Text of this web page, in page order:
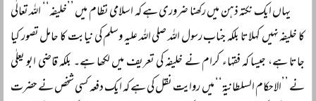
یہاں ایک نکتہ ذہن میں رکھنا ضروری ہے کہ اسلامی نظام میں ’’خلیفہ‘‘ اللہ تعالٰی
کا خلیفہ نہیں کہلاتا بلکہ جناب رسول اللہ صلی اللہ علیہ وسلم کی نیابت کا حامل تصور کیا
جاتا ہے، جیسا کہ فقہاء کرام نے خلیفہ کی تعریف میں لکھا ہے۔ بلکہ قاضی ابو یعلٰی
نے ’’الاحکام السلطانیۃ‘‘ میں روایت نقل کی ہے کہ ایک دفعہ کسی شخص نے حضرت